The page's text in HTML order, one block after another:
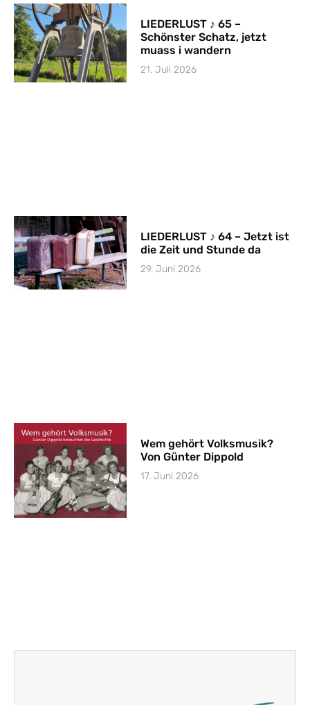
LIEDERLUST ♪ 65 –
Schönster Schatz, jetzt
muass i wandern
21. Juli 2026
LIEDERLUST ♪ 64 – Jetzt ist
die Zeit und Stunde da
29. Juni 2026
Wem gehört Volksmusik?
Von Günter Dippold
17. Juni 2026